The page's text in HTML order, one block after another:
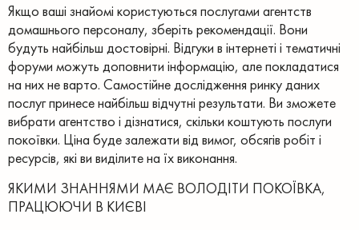
Якщо ваші знайомі користуються послугами агентств
домашнього персоналу, зберіть рекомендації. Вони
будуть найбільш достовірні. Відгуки в інтернеті і тематичні
форуми можуть доповнити інформацію, але покладатися
на них не варто. Самостійне дослідження ринку даних
послуг принесе найбільш відчутні результати. Ви зможете
вибрати агентство і дізнатися, скільки коштують послуги
покоївки. Ціна буде залежати від вимог, обсягів робіт і
ресурсів, які ви виділите на їх виконання.
ЯКИМИ ЗНАННЯМИ МАЄ ВОЛОДІТИ ПОКОЇВКА,
ПРАЦЮЮЧИ В КИЄВІ